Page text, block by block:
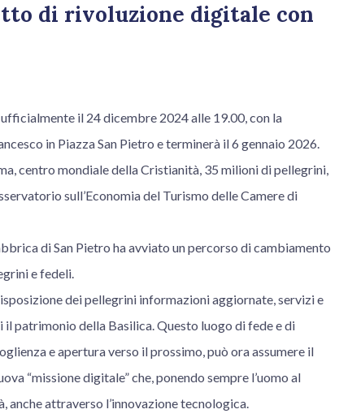
di rivoluzione digitale con
il 24 dicembre 2024 alle 19.00, con la
in Piazza San Pietro e terminerà il 6 gennaio 2026.
centro mondiale della Cristianità, 35 milioni di pellegrini,
sull’Economia del Turismo delle Camere di
di San Pietro ha avviato un percorso di cambiamento
e fedeli.
dei pellegrini informazioni aggiornate, servizi e
patrimonio della Basilica. Questo luogo di fede e di
e apertura verso il prossimo, può ora assumere il
“missione digitale” che, ponendo sempre l’uomo al
anche attraverso l’innovazione tecnologica.